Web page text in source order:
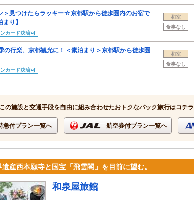
＞見つけたらラッキー☆京都駅から徒歩圏内のお宿で
り】
カード決済可
和室
食事なし
行楽、京都観光に！＜素泊まり＞京都駅から徒歩圏
カード決済可
和室
食事なし
この施設と交通手段を自由に組み合わせたおトクなパック旅行はコチラ
急付プラン一覧へ 航空券付プラン一覧へ
産西本願寺と国宝「飛雲閣」を目前に望む。
和泉屋旅館